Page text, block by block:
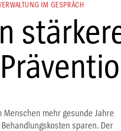
IM GESPRÄCH
Menschen mehr gesunde Jahre
sparen. Der